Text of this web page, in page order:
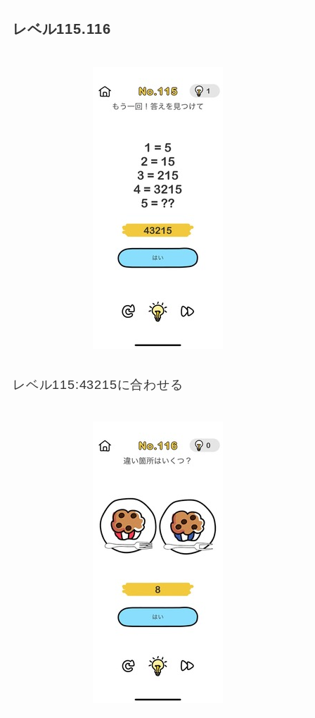
レベル115.116
レベル115:43215に合わせる